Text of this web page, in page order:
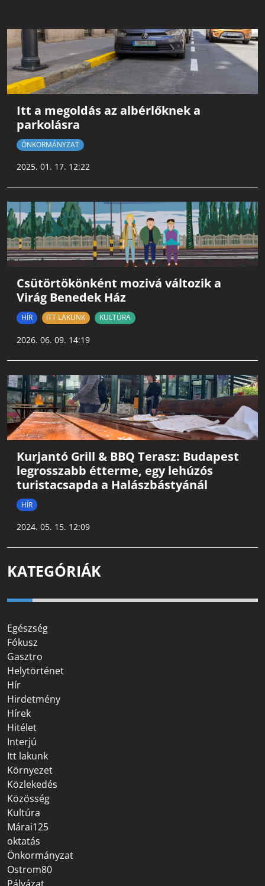
Itt a megoldás az albérlőknek a
parkolásra
ÖNKORMÁNYZAT
2025. 01. 17. 12:22
Csütörtökönként mozivá változik a
Virág Benedek Ház
HÍR ITT LAKUNK KULTÚRA
2026. 06. 09. 14:19
Kurjantó Grill & BBQ Terasz: Budapest
legrosszabb étterme, egy lehúzós
turistacsapda a Halászbástyánál
HÍR
2024. 05. 15. 12:09
KATEGÓRIÁK
Egészség
Fókusz
Gasztro
Helytörténet
Hír
Hirdetmény
Hírek
Hitélet
Interjú
Itt lakunk
Környezet
Közlekedés
Közösség
Kultúra
Márai125
oktatás
Önkormányzat
Ostrom80